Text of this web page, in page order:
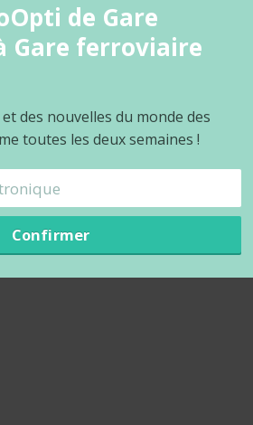
de Gare
Gare ferroviaire
des nouvelles du monde des
toutes les deux semaines !
Confirmer